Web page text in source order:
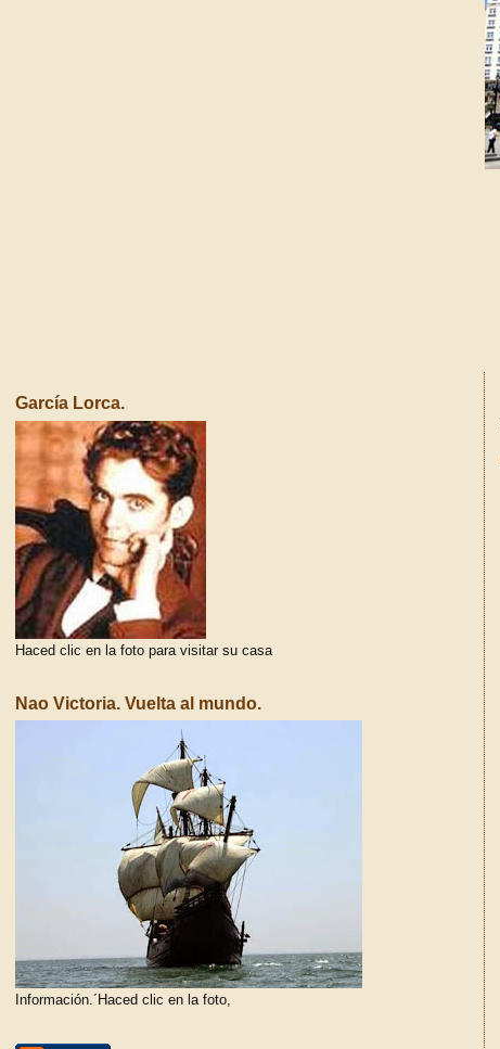
García Lorca.
Haced clic en la foto para visitar su casa
Nao Victoria. Vuelta al mundo.
Información.´Haced clic en la foto,